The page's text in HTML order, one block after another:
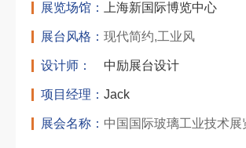
展览场馆： 上海新国际博览中心
展台风格： 现代简约,工业风
设计师： 中励展台设计
项目经理： Jack
展会名称： 中国国际玻璃工业技术展